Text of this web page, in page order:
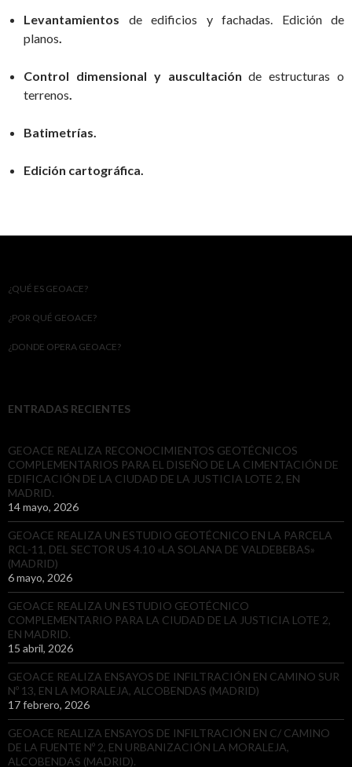
Levantamientos de edificios y fachadas. Edición de
planos.
Control dimensional y auscultación de estructuras o
terrenos.
Batimetrías.
Edición cartográfica.
¿QUÉ ES GEOACE?
¿POR QUÉ GEOACE?
¿DONDE OPERA GEOACE?
ENTRADAS RECIENTES
GEOACE REALIZA RECONOCIMIENTOS GEOTÉCNICOS
COMPLEMENTARIOS PARA EL DISEÑO DE LA CIMENTACIÓN DE
EDIFICACIÓN DE LA CIUDAD DE LA JUSTICIA LOTE 2, EN
MADRID.
14 mayo, 2026
GEOACE REALIZA UN ESTUDIO GEOTÉCNICO EN LA PARCELA
RCL-11, DEL SECTOR US 4.10 «LA SOLANA DE VALDEBEBAS»
(MADRID)
6 mayo, 2026
GEOACE REALIZA UN ESTUDIO GEOTÉCNICO
COMPLEMENTARIO PARA LA CIUDAD DE LA JUSTICIA LOTE 2,
EN MADRID.
15 abril, 2026
GEOACE REALIZA ENSAYOS DE INFILTRACIÓN EN CAMINO SUR
Nº 13, EN LA MORALEJA, ALCOBENDAS (MADRID)
17 febrero, 2026
GEOACE REALIZA ENSAYOS DE INFILTRACIÓN EN C/ CAMINO
DE LA FUENTE Nº 2, EN URBANIZACIÓN LA MORALEJA,
ALCOBENDAS (MADRID).